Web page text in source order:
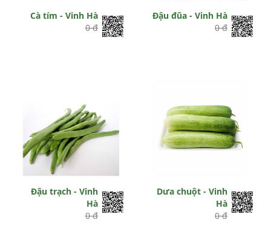
Cà tím - Vinh Hà
0 đ
Đậu đũa - Vinh Hà
0 đ
Đậu trạch - Vinh
Hà
0 đ
Dưa chuột - Vinh
Hà
0 đ